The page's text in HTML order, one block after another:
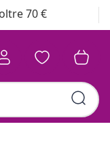
70 €